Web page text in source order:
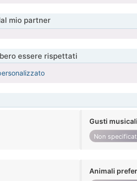
mio partner
essere rispettati
Gusti musicali
Non
Animali